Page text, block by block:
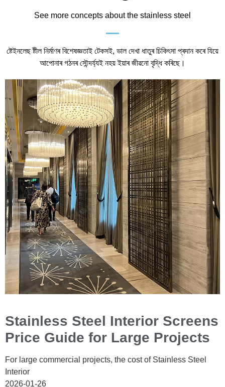
See more concepts about the stainless steel
ষ্টেইনলেছ ষ্টীল নিৰ্মাণৰ বিশেষজ্ঞতাই টেকসই, ভাল দেখা ধাতুৰ চিকিৎসা প্ৰদান কৰে যিয়ে
আপোনাৰ গঠনৰ সৌন্দৰ্য্যই নহয় ইয়াৰ জীৱনো বৃদ্ধি কৰিছে।
Stainless Steel Interior Screens
Price Guide for Large Projects
For large commercial projects, the cost of Stainless Steel
Interior
2026-01-26